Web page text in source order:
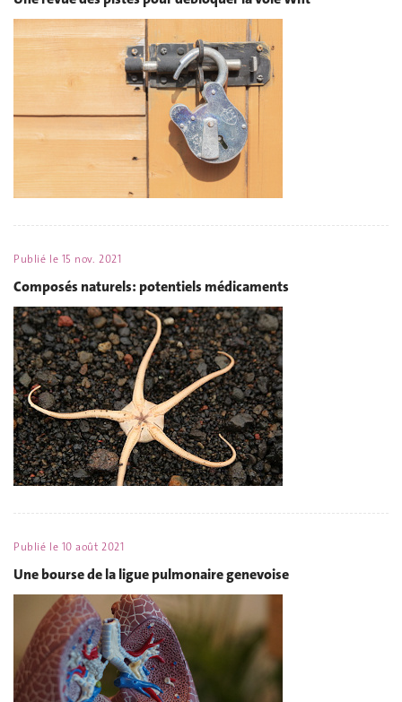
Publié le 15 nov. 2021
Composés naturels: potentiels médicaments
Publié le 10 août 2021
Une bourse de la ligue pulmonaire genevoise